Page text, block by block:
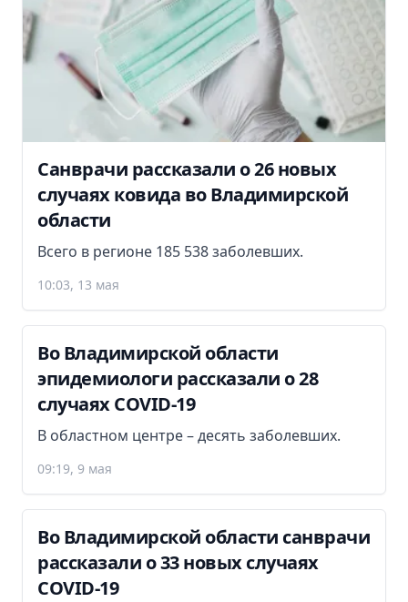
Санврачи рассказали о 26 новых
случаях ковида во Владимирской
области
Всего в регионе 185 538 заболевших.
10:03, 13 мая
Во Владимирской области
эпидемиологи рассказали о 28
случаях COVID-19
В областном центре – десять заболевших.
09:19, 9 мая
Во Владимирской области санврачи
рассказали о 33 новых случаях
COVID-19